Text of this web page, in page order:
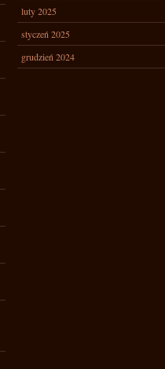
luty 2025
styczeń 2025
grudzień 2024